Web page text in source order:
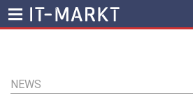
Inhalt
NEWS